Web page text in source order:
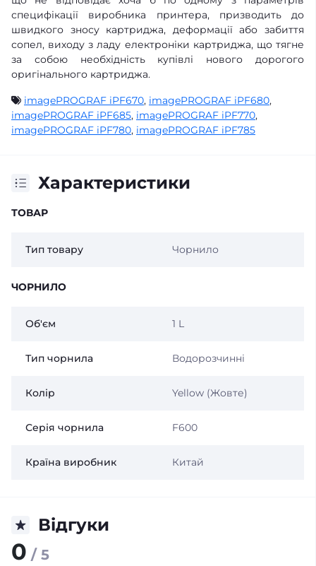
специфікації виробника принтера, призводить до
швидкого зносу картриджа, деформації або забиття
сопел, виходу з ладу електроніки картриджа, що тягне
за собою необхідність купівлі нового дорогого
оригінального картриджа.
imagePROGRAF iPF670, imagePROGRAF iPF680,
imagePROGRAF iPF685, imagePROGRAF iPF770,
imagePROGRAF iPF780, imagePROGRAF iPF785
Характеристики
ТОВАР
Тип товару Чорнило
ЧОРНИЛО
Об'єм 1 L
Тип чорнила Водорозчинні
Колір Yellow (Жовте)
Серія чорнила F600
Країна виробник Китай
Відгуки
0 / 5